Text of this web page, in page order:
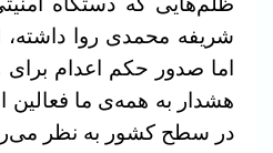
شریفه محمدی روا
اما صدور حکم اعدام
هشدار به همه‌ی ما
در سطح کشور به نظر